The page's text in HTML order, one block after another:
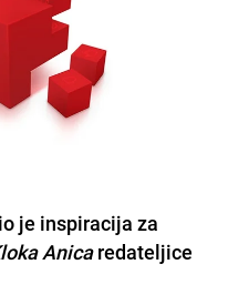
je inspiracija za
Anicaredateljice